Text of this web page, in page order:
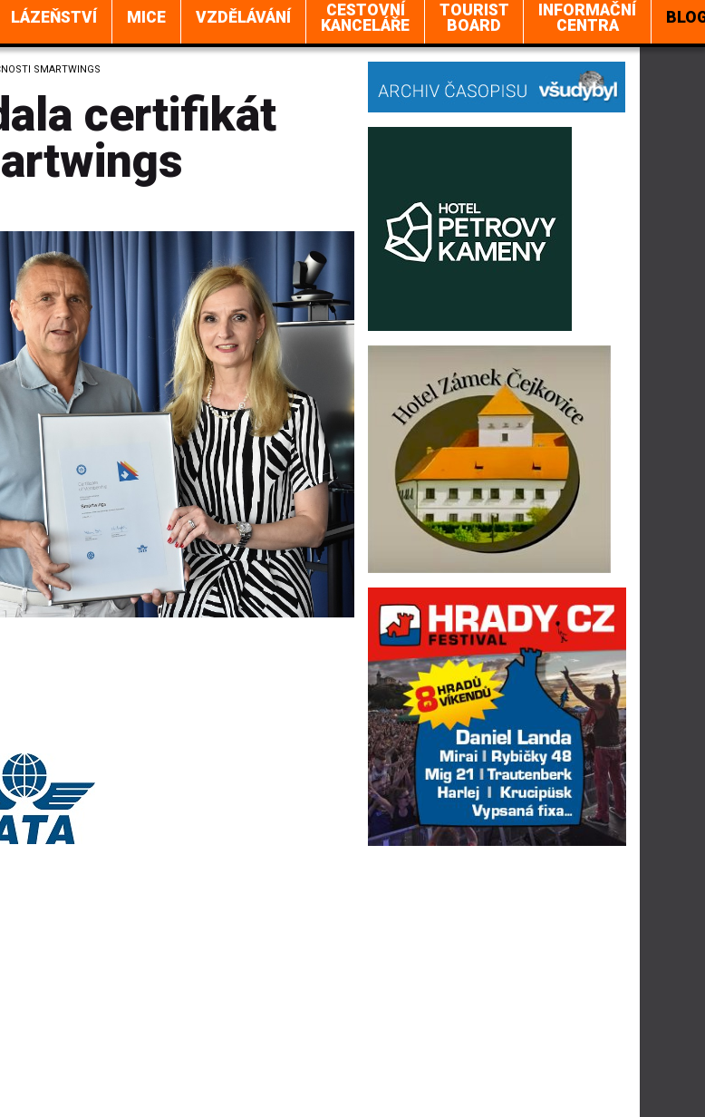
LÁZEŇSTVÍ MICE VZDĚLÁVÁNÍ
CESTOVNÍ
KANCELÁŘE
TOURIST
BOARD
INFORMAČNÍ
CENTRA
SMARTWINGS
certifikát